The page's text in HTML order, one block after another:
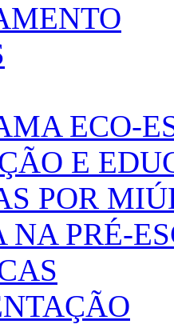
ECO-
E
POR
NA PRÉ-